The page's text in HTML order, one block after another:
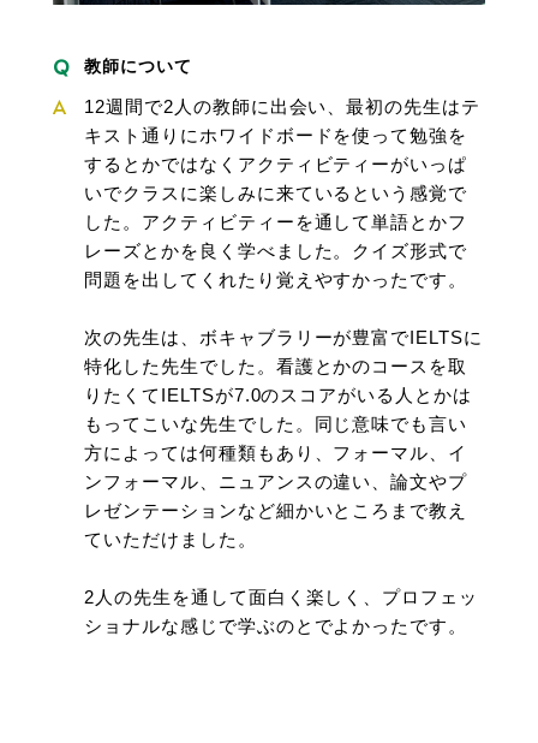
教師について
12週間で2人の教師に出会い、最初の先生はテ
キスト通りにホワイドボードを使って勉強を
するとかではなくアクティビティーがいっぱ
いでクラスに楽しみに来ているという感覚で
した。アクティビティーを通して単語とかフ
レーズとかを良く学べました。クイズ形式で
問題を出してくれたり覚えやすかったです。
次の先生は、ボキャブラリーが豊富でIELTSに
特化した先生でした。看護とかのコースを取
りたくてIELTSが7.0のスコアがいる人とかは
もってこいな先生でした。同じ意味でも言い
方によっては何種類もあり、フォーマル、イ
ンフォーマル、ニュアンスの違い、論文やプ
レゼンテーションなど細かいところまで教え
ていただけました。
2人の先生を通して面白く楽しく、プロフェッ
ショナルな感じで学ぶのとでよかったです。